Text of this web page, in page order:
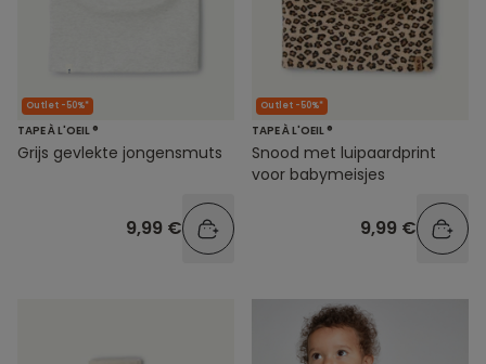
Outlet -50%*
TAPE À L'OEIL ®
Grijs gevlekte jongensmuts
9,99 €
Outlet -50%*
TAPE À L'OEIL ®
Snood met luipaardprint
voor babymeisjes
9,99 €